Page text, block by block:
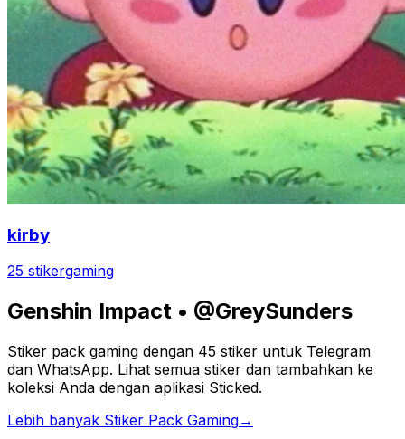
kirby
25 stikergaming
Genshin Impact • @GreySunders
Stiker pack gaming dengan 45 stiker untuk Telegram
dan WhatsApp. Lihat semua stiker dan tambahkan ke
koleksi Anda dengan aplikasi Sticked.
Lebih banyak Stiker Pack Gaming→